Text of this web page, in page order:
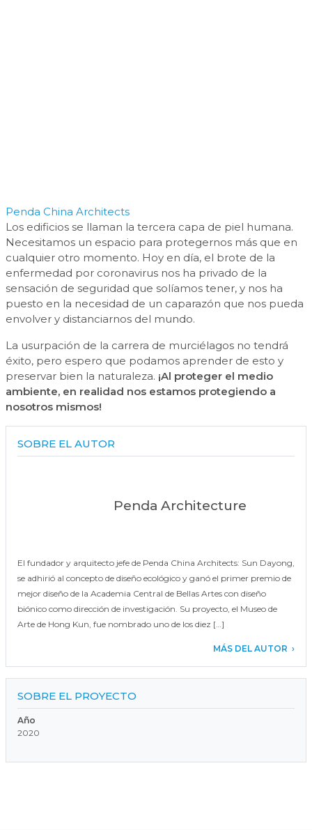
Penda China Architects
Los edificios se llaman la tercera capa de piel humana.
Necesitamos un espacio para protegernos más que en
cualquier otro momento. Hoy en día, el brote de la
enfermedad por coronavirus nos ha privado de la
sensación de seguridad que solíamos tener, y nos ha
puesto en la necesidad de un caparazón que nos pueda
envolver y distanciarnos del mundo.
La usurpación de la carrera de murciélagos no tendrá
éxito, pero espero que podamos aprender de esto y
preservar bien la naturaleza. ¡Al proteger el medio
ambiente, en realidad nos estamos protegiendo a
nosotros mismos!
SOBRE EL AUTOR
Penda Architecture
El fundador y arquitecto jefe de Penda China Architects: Sun Dayong,
se adhirió al concepto de diseño ecológico y ganó el primer premio de
mejor diseño de la Academia Central de Bellas Artes con diseño
biónico como dirección de investigación. Su proyecto, el Museo de
Arte de Hong Kun, fue nombrado uno de los diez […]
MÁS DEL AUTOR
SOBRE EL PROYECTO
Año
2020